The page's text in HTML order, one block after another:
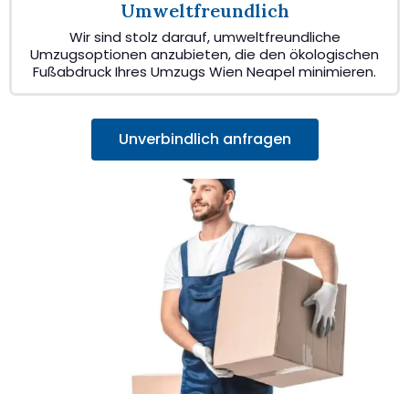
Umweltfreundlich
Wir sind stolz darauf, umweltfreundliche
Umzugsoptionen anzubieten, die den ökologischen
Fußabdruck Ihres Umzugs Wien Neapel minimieren.
Unverbindlich anfragen